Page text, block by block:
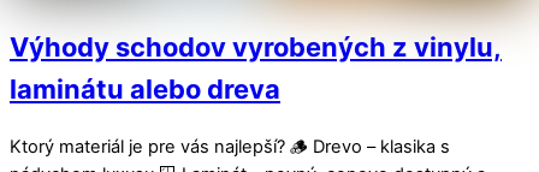
Výhody schodov vyrobených z vinylu,
laminátu alebo dreva
Ktorý materiál je pre vás najlepší? 🪵 Drevo – klasika s